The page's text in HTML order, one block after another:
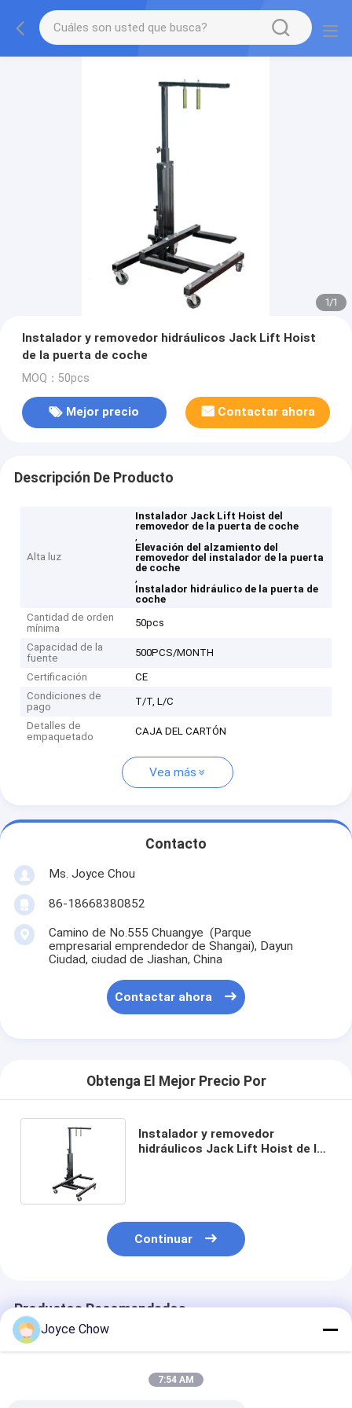
1/1
Instalador y removedor hidráulicos Jack Lift Hoist
de la puerta de coche
MOQ：50pcs
Mejor precio Contactar ahora
Descripción De Producto
Alta luz
Instalador Jack Lift Hoist del
removedor de la puerta de coche
,
Elevación del alzamiento del
removedor del instalador de la puerta
de coche
,
Instalador hidráulico de la puerta de
coche
Cantidad de orden
mínima
50pcs
Capacidad de la
fuente
500PCS/MONTH
Certificación
CE
Condiciones de
pago
T/T, L/C
Detalles de
empaquetado
CAJA DEL CARTÓN
Vea más
Contacto
Ms. Joyce Chou
86-18668380852
Camino de No.555 Chuangye (Parque
empresarial emprendedor de Shangai), Dayun
Ciudad, ciudad de Jiashan, China
Contactar ahora
Obtenga El Mejor Precio Por
Instalador y removedor
hidráulicos Jack Lift Hoist de la
Continuar
Productos Recomendados
Joyce Chow
7:54 AM